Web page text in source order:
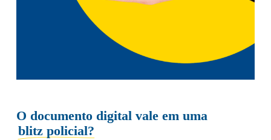
O documento digital vale em uma
blitz policial?